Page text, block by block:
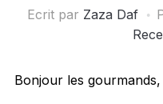
Ecrit par Zaza Daf
Bonjour les gourmands,